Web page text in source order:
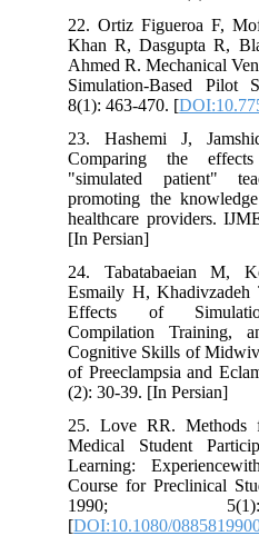
22. Ortiz Figueroa F,
Khan R, Dasgupta R,
Ahmed R. Mechanical
Simulation-Based
8(1): 463-470. [
23. Hashemi J,
Comparing the
"simulated patient"
promoting the
healthcare providers.
[In Persian]
24. Tabatabaeian
Esmaily H,
Effects of
Compilation
Cognitive Skills of
of Preeclampsia and
(2): 30-39. [In Persian]
25. Love RR.
Medical Student
Learning:
Course for Preclinical
1990;
[DOI:10.1080/